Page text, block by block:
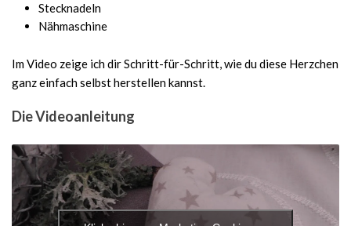
Stecknadeln
Nähmaschine
Im Video zeige ich dir Schritt-für-Schritt, wie du diese Herzchen
ganz einfach selbst herstellen kannst.
Die Videoanleitung